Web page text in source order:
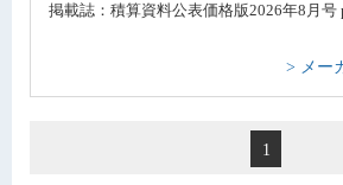
掲載誌：積算資料公表価格版2026年8月号
> メー
1